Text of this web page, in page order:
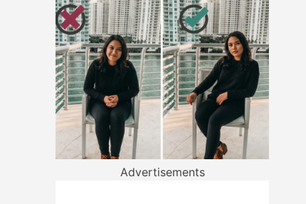
Advertisements